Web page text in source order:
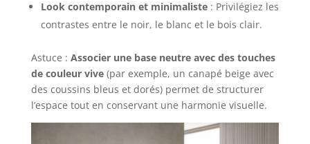
Look contemporain et minimaliste: Privilégiez les
contrastes entre le noir, le blanc et le bois clair.
Astuce : Associer une base neutre avec des touches
de couleur vive(par exemple, un canapé beige avec
des coussins bleus et dorés) permet de structurer
l’espace tout en conservant une harmonie visuelle.